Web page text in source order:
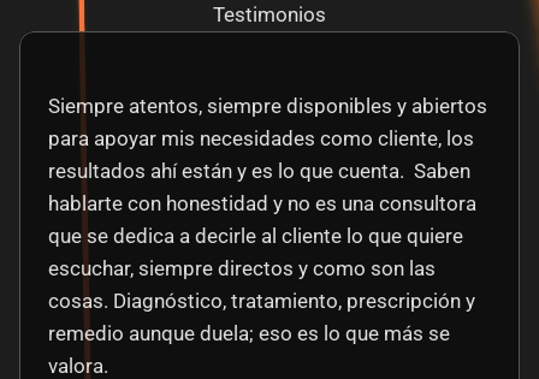
Testimonios
Siempre atentos, siempre disponibles y abiertos
para apoyar mis necesidades como cliente, los
resultados ahí están y es lo que cuenta.  Saben
hablarte con honestidad y no es una consultora
que se dedica a decirle al cliente lo que quiere
escuchar, siempre directos y como son las
cosas. Diagnóstico, tratamiento, prescripción y
remedio aunque duela; eso es lo que más se
valora.